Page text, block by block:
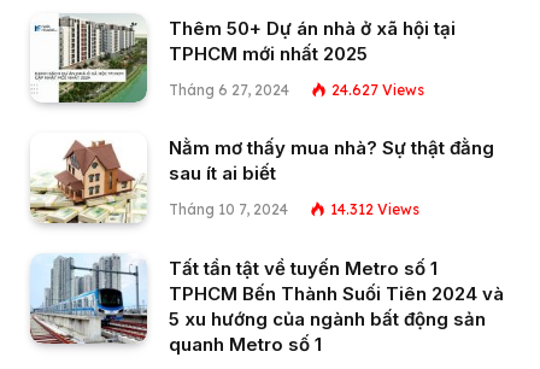
Thêm 50+ Dự án nhà ở xã hội tại
TPHCM mới nhất 2025
Tháng 6 27, 2024 24.627 Views
Nằm mơ thấy mua nhà? Sự thật đằng
sau ít ai biết
Tháng 10 7, 2024 14.312 Views
Tất tần tật về tuyến Metro số 1
TPHCM Bến Thành Suối Tiên 2024 và
5 xu hướng của ngành bất động sản
quanh Metro số 1